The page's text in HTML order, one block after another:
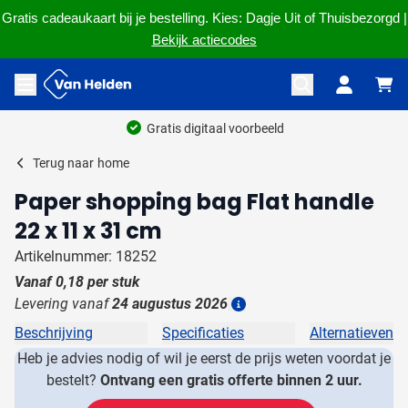
Gratis cadeaukaart bij je bestelling. Kies: Dagje Uit of Thuisbezorgd |
Bekijk actiecodes
Ga naar de inhoud
Menu openen
Gratis digitaal voorbeeld
Terug naar home
Paper shopping bag Flat handle
22 x 11 x 31 cm
Artikelnummer: 18252
Vanaf0,18 per stuk
Levering vanaf24 augustus 2026
Beschrijving Specificaties
Alternatieven
Heb je advies nodig of wil je eerst de prijs weten voordat je
bestelt? Ontvang een gratis offerte binnen 2 uur.